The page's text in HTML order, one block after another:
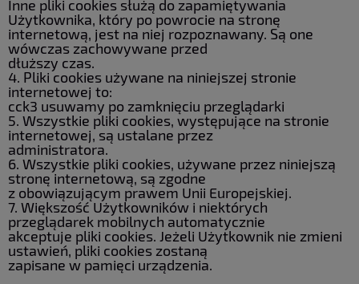
Inne pliki cookies służą do zapamiętywania
Użytkownika, który po powrocie na stronę
internetową, jest na niej rozpoznawany. Są one
wówczas zachowywane przed
dłuższy czas.
4. Pliki cookies używane na niniejszej stronie
internetowej to:
cck3 usuwamy po zamknięciu przeglądarki
5. Wszystkie pliki cookies, występujące na stronie
internetowej, są ustalane przez
administratora.
6. Wszystkie pliki cookies, używane przez niniejszą
stronę internetową, są zgodne
z obowiązującym prawem Unii Europejskiej.
7. Większość Użytkowników i niektórych
przeglądarek mobilnych automatycznie
akceptuje pliki cookies. Jeżeli Użytkownik nie zmieni
ustawień, pliki cookies zostaną
zapisane w pamięci urządzenia.